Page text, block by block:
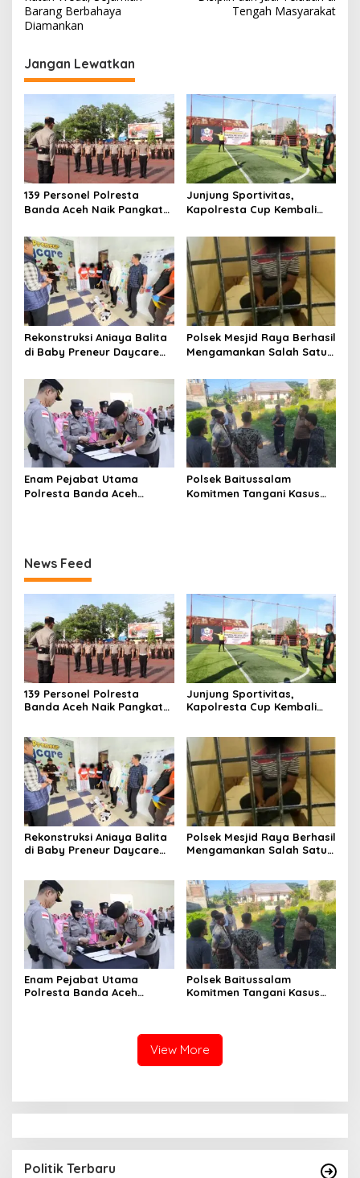
i
a
s
p
o
s
Barang Berbahaya
Diamankan
Tengah Masyarakat
Jangan Lewatkan
139 Personel Polresta
Banda Aceh Naik Pangkat
dan Harapan Kapolresta
Junjung Sportivitas,
Kapolresta Cup Kembali
Rekonstruksi Aniaya Balita
di Baby Preneur Daycare
Peragakan 62 Adegan
Polsek Mesjid Raya Berhasil
Mengamankan Salah Satu
di Bukit Lamreh
Enam Pejabat Utama
Polresta Banda Aceh
Polsek Baitussalam
Komitmen Tangani Kasus
News Feed
139 Personel Polresta
Banda Aceh Naik Pangkat
Junjung Sportivitas,
Kapolresta Cup Kembali
Rekonstruksi Aniaya Balita
di Baby Preneur Daycare
Polsek Mesjid Raya Berhasil
Mengamankan Salah Satu
Enam Pejabat Utama
Polresta Banda Aceh
Polsek Baitussalam
Komitmen Tangani Kasus
View More
Politik Terbaru